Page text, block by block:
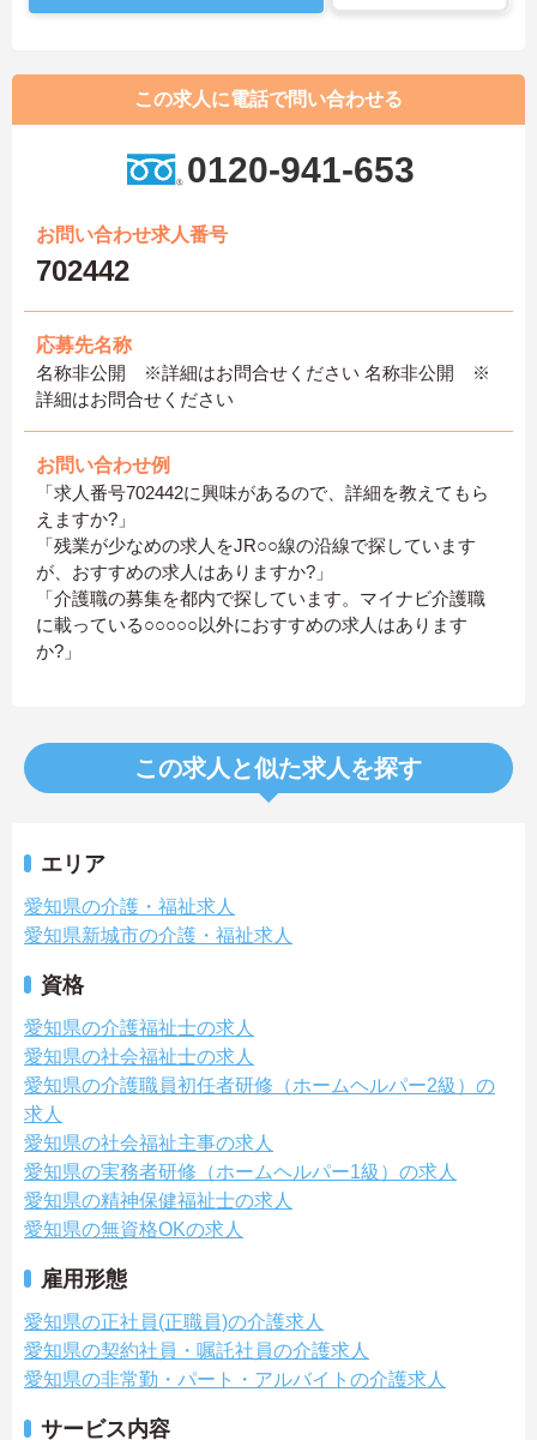
この求人に電話で問い合わせる
0120-941-653
お問い合わせ求人番号
702442
応募先名称
名称非公開 ※詳細はお問合せください 名称非公開 ※
詳細はお問合せください
お問い合わせ例
「求人番号702442に興味があるので、詳細を教えてもら
えますか?」
「残業が少なめの求人をJR○○線の沿線で探しています
が、おすすめの求人はありますか?」
「介護職の募集を都内で探しています。マイナビ介護職
に載っている○○○○○以外におすすめの求人はあります
か?」
この求人と似た求人を探す
エリア
愛知県の介護・福祉求人
愛知県新城市の介護・福祉求人
資格
愛知県の介護福祉士の求人
愛知県の社会福祉士の求人
愛知県の介護職員初任者研修（ホームヘルパー2級）の
求人
愛知県の社会福祉主事の求人
愛知県の実務者研修（ホームヘルパー1級）の求人
愛知県の精神保健福祉士の求人
愛知県の無資格OKの求人
雇用形態
愛知県の正社員(正職員)の介護求人
愛知県の契約社員・嘱託社員の介護求人
愛知県の非常勤・パート・アルバイトの介護求人
サービス内容